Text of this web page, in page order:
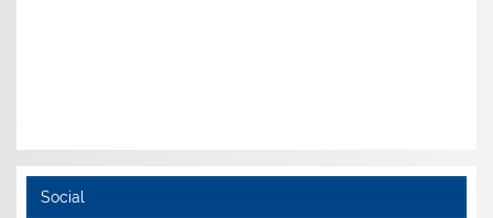
Social